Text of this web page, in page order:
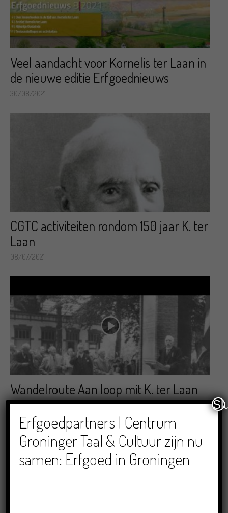
Veel aandacht voor Kornelis ter Laan in
de nieuwe editie Erfgoednieuws
30/08/2021
CGTC activiteiten rondom 150 jaar K. ter
Laan
08/07/2021
Wandelroute Aan loop mit K. ter Laan
05/07/2021
Erfgoedpartners | Centrum
Groninger Taal & Cultuur zijn nu
samen: Erfgoed in Groningen